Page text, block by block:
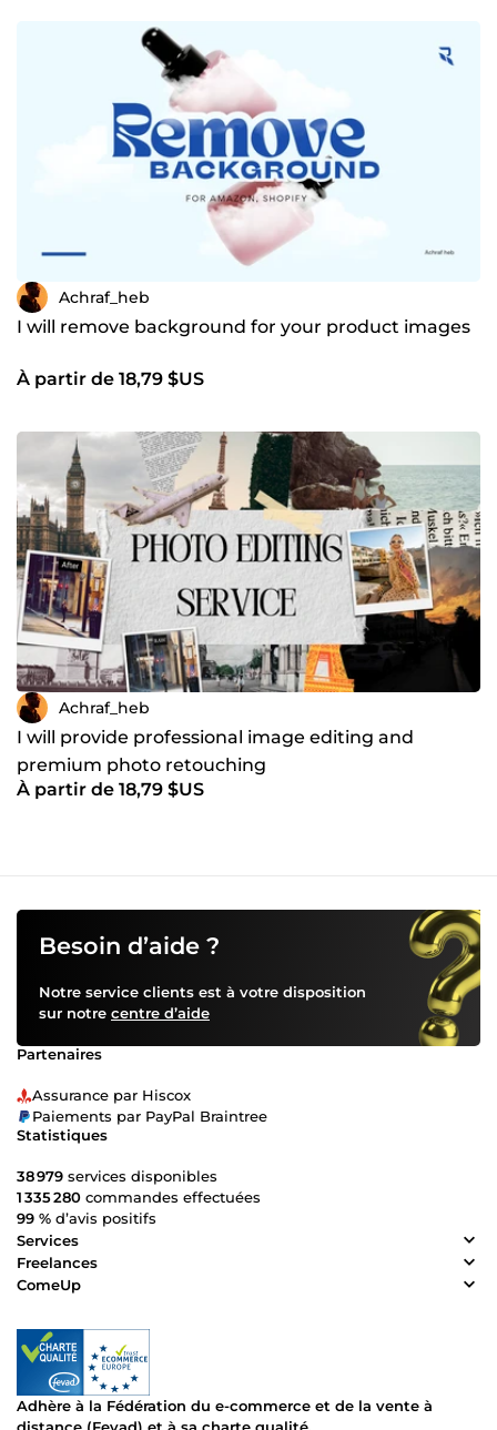
Achraf_heb
I will remove background for your product images
À partir de 18,79 $US
Achraf_heb
I will provide professional image editing and
premium photo retouching
À partir de 18,79 $US
Besoin d’aide ?
Notre service clients est à votre disposition
sur notre centre d’aide
Partenaires
Assurance par Hiscox
Paiements par PayPal Braintree
Statistiques
38 979 services disponibles
1 335 280 commandes effectuées
99 % d’avis positifs
Services
Freelances
ComeUp
Adhère à la Fédération du e-commerce et de la vente à